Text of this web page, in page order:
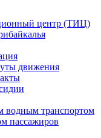
центр (ТИЦ)
движения
водным транспортом
пассажиров